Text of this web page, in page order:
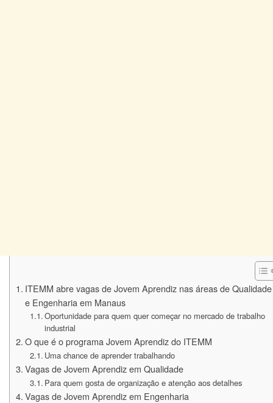
ITEMM abre vagas de Jovem Aprendiz nas áreas de Qualidade
e Engenharia em Manaus
Oportunidade para quem quer começar no mercado de trabalho
industrial
O que é o programa Jovem Aprendiz do ITEMM
Uma chance de aprender trabalhando
Vagas de Jovem Aprendiz em Qualidade
Para quem gosta de organização e atenção aos detalhes
Vagas de Jovem Aprendiz em Engenharia